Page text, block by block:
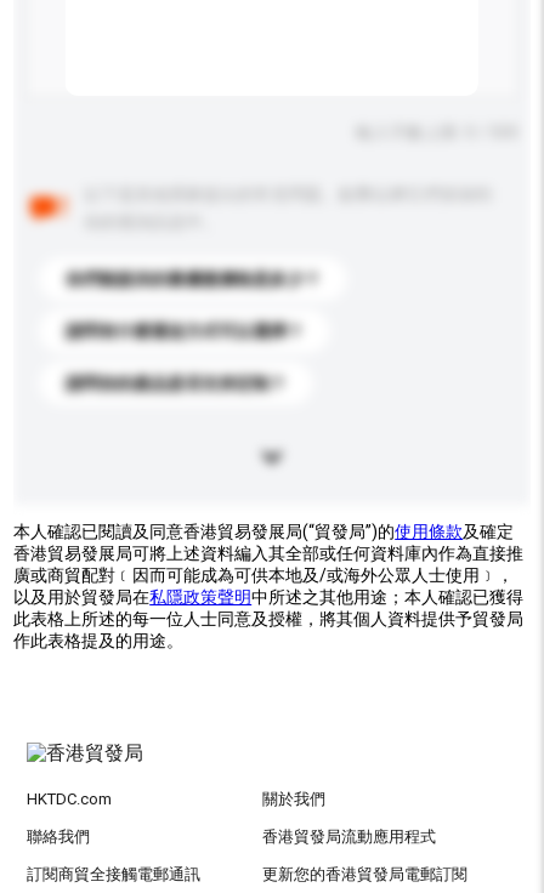
你們能提供的最優惠價格是多少？
請問有什麼運送方式可以選擇？
請問你的產品是否支持定制？
本人確認已閱讀及同意香港貿易發展局(“貿發局”)的使用條款及確定
香港貿易發展局可將上述資料編入其全部或任何資料庫內作為直接推
廣或商貿配對﹝因而可能成為可供本地及/或海外公眾人士使用﹞，
以及用於貿發局在私隱政策聲明中所述之其他用途；本人確認已獲得
此表格上所述的每一位人士同意及授權，將其個人資料提供予貿發局
作此表格提及的用途。
HKTDC.com 關於我們
聯絡我們 香港貿發局流動應用程式
訂閱商貿全接觸電郵通訊 更新您的香港貿發局電郵訂閱